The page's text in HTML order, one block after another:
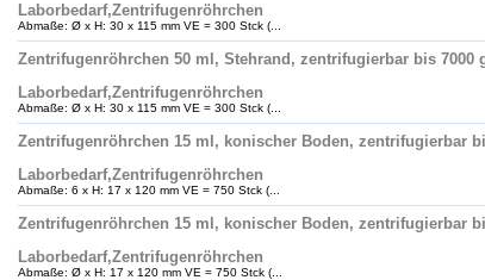
Laborbedarf,Zentrifugenröhrchen
Abmaße: Ø x H: 30 x 115 mm VE = 300 Stck (...
Zentrifugenröhrchen 50 ml, Stehrand, zentrifugierbar bis 7000
Laborbedarf,Zentrifugenröhrchen
Abmaße: Ø x H: 30 x 115 mm VE = 300 Stck (...
Zentrifugenröhrchen 15 ml, konischer Boden, zentrifugierbar
Laborbedarf,Zentrifugenröhrchen
Abmaße: 6 x H: 17 x 120 mm VE = 750 Stck (...
Zentrifugenröhrchen 15 ml, konischer Boden, zentrifugierbar
Laborbedarf,Zentrifugenröhrchen
Abmaße: Ø x H: 17 x 120 mm VE = 750 Stck (...